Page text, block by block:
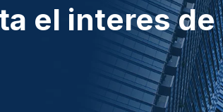
el interes